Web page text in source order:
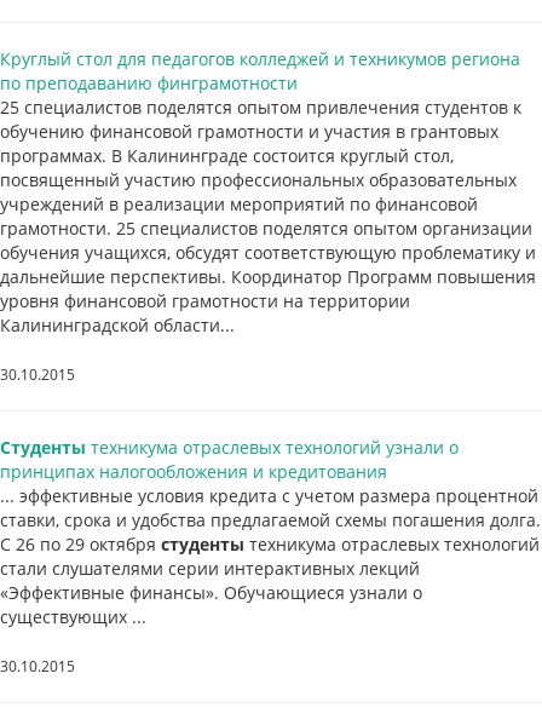
Круглый стол для педагогов колледжей и техникумов региона
по преподаванию финграмотности
25 специалистов поделятся опытом привлечения студентов к
обучению финансовой грамотности и участия в грантовых
программах. В Калининграде состоится круглый стол,
посвященный участию профессиональных образовательных
учреждений в реализации мероприятий по финансовой
грамотности. 25 специалистов поделятся опытом организации
обучения учащихся, обсудят соответствующую проблематику и
дальнейшие перспективы. Координатор Программ повышения
уровня финансовой грамотности на территории
Калининградской области...
30.10.2015
Студенты техникума отраслевых технологий узнали о
принципах налогообложения и кредитования
... эффективные условия кредита с учетом размера процентной
ставки, срока и удобства предлагаемой схемы погашения долга.
С 26 по 29 октября студенты техникума отраслевых технологий
стали слушателями серии интерактивных лекций
«Эффективные финансы». Обучающиеся узнали о
существующих ...
30.10.2015